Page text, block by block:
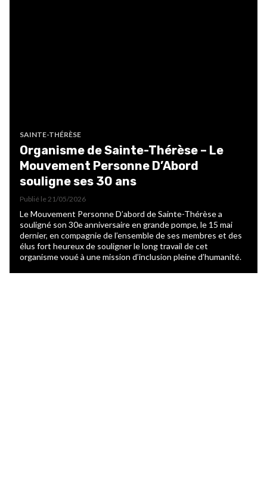
SAINTE-THÉRÈSE
Organisme de Sainte-Thérèse – Le
Mouvement Personne D’Abord
souligne ses 30 ans
Publié le 21/05/2026
Le Mouvement Personne D’abord de Sainte-Thérèse a
souligné son 30e anniversaire en grande pompe, le 15 mai
dernier, en compagnie de l’ensemble de ses membres et des
élus fort heureux de souligner le long travail de cet
organisme voué à une mission d’inclusion pleine d’humanité.